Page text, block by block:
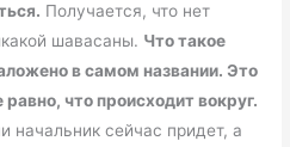
Получается, что нет
шавасаны. Что такое
в самом названии. Это
что происходит вокруг.
начальник сейчас придет, а